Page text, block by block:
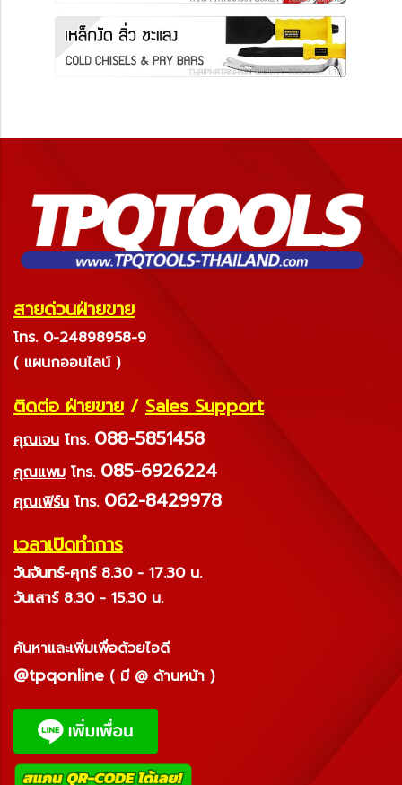
สายด่วนฝ่ายขาย
โทร. 0-24898958-9
( แผนกออนไลน์ )
ติดต่อ ฝ่ายขาย / Sales Support
คุณเจน โทร. 088-5851458
คุณแพม โทร. 085-6926224
คุณเฟิร์น โทร. 062-8429978
เวลาเปิดทำการ
วันจันทร์-ศุกร์ 8.30 - 17.30 น.
วันเสาร์ 8.30 - 15.30 น.
ค้นหาและเพิ่มเพื่อด้วยไอดี
@tpqonline ( มี @ ด้านหน้า )